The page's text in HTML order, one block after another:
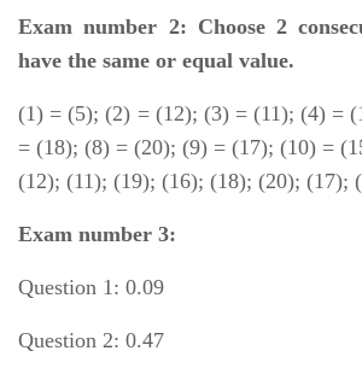
Exam number 2: Choose 2
have the same or equal value.
(1) = (5); (2) = (12); (3) = (11); (4) =
= (18); (8) = (20); (9) = (17); (10) =
(12); (11); (19); (16); (18); (20); (17);
Exam number 3:
Question 1: 0.09
Question 2: 0.47